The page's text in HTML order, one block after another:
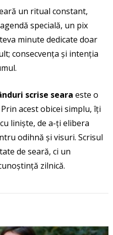
un ritual constant,
specială, un pix
minute dedicate doar
consecvența și intenția
scrise seara este o
acest obicei simplu, îți
liniște, de a-ți elibera
odihnă și visuri. Scrisul
de seară, ci un
zilnică.